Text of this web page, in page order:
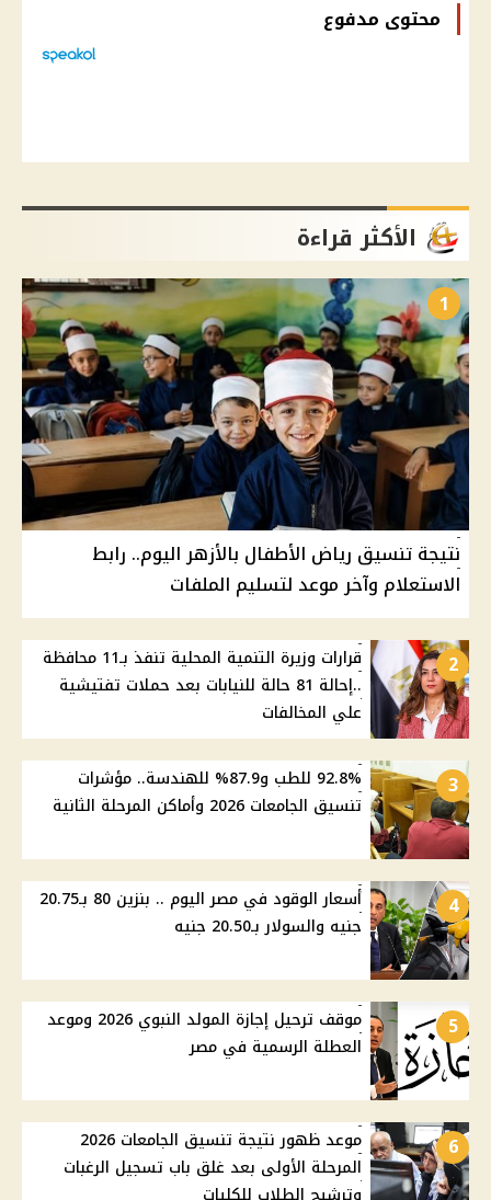
محتوى مدفوع
الأكثر قراءة
1
نتيجة تنسيق رياض الأطفال بالأزهر اليوم.. رابط
الاستعلام وآخر موعد لتسليم الملفات
2
قرارات وزيرة التنمية المحلية تنفذ بـ11 محافظة
..إحالة 81 حالة للنيابات بعد حملات تفتيشية
علي المخالفات
3
92.8% للطب و87.9% للهندسة.. مؤشرات
تنسيق الجامعات 2026 وأماكن المرحلة الثانية
4
أسعار الوقود في مصر اليوم .. بنزين 80 بـ20.75
جنيه والسولار بـ20.50 جنيه
5
موقف ترحيل إجازة المولد النبوي 2026 وموعد
العطلة الرسمية في مصر
6
موعد ظهور نتيجة تنسيق الجامعات 2026
المرحلة الأولى بعد غلق باب تسجيل الرغبات